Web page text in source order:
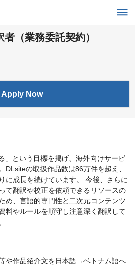
（業務委託契約）
Apply Now
」という目標を掲げ、海外向けサービ
DLsiteの取扱作品数は86万件を超え、
に成長を続けています。 今後、さらに
て翻訳や校正を依頼できるリソースの
め、言語的専門性と二次元コンテンツ
料やルールを順守し注意深く翻訳して
や作品紹介文を日本語→ベトナム語へ